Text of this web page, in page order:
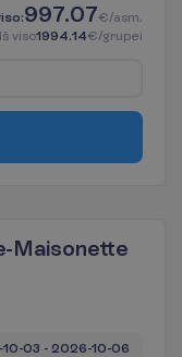
iso:997.07€/asm.
Iš viso1994.14€/grupei
Maisonette
03 - 2026-10-06